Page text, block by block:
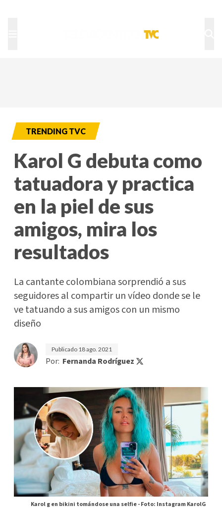
TRENDING TVC
Karol G debuta como
tatuadora y practica
en la piel de sus
amigos, mira los
resultados
La cantante colombiana sorprendió a sus
seguidores al compartir un vídeo donde se le
ve tatuando a sus amigos con un mismo
diseño
Publicado 18 ago. 2021
Por: Fernanda Rodríguez
Karol g en bikini tomándose una selfie -Foto: Instagram KarolG